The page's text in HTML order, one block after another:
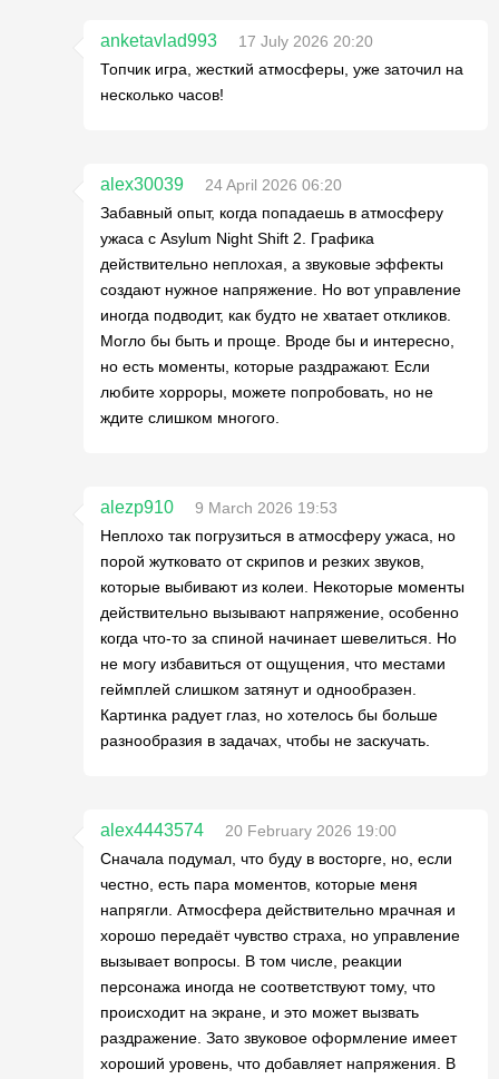
anketavlad993
17 July 2026 20:20
Топчик игра, жесткий атмосферы, уже заточил на
несколько часов!
alex30039
24 April 2026 06:20
Забавный опыт, когда попадаешь в атмосферу
ужаса с Asylum Night Shift 2. Графика
действительно неплохая, а звуковые эффекты
создают нужное напряжение. Но вот управление
иногда подводит, как будто не хватает откликов.
Могло бы быть и проще. Вроде бы и интересно,
но есть моменты, которые раздражают. Если
любите хорроры, можете попробовать, но не
ждите слишком многого.
alezp910
9 March 2026 19:53
Неплохо так погрузиться в атмосферу ужаса, но
порой жутковато от скрипов и резких звуков,
которые выбивают из колеи. Некоторые моменты
действительно вызывают напряжение, особенно
когда что-то за спиной начинает шевелиться. Но
не могу избавиться от ощущения, что местами
геймплей слишком затянут и однообразен.
Картинка радует глаз, но хотелось бы больше
разнообразия в задачах, чтобы не заскучать.
alex4443574
20 February 2026 19:00
Сначала подумал, что буду в восторге, но, если
честно, есть пара моментов, которые меня
напрягли. Атмосфера действительно мрачная и
хорошо передаёт чувство страха, но управление
вызывает вопросы. В том числе, реакции
персонажа иногда не соответствуют тому, что
происходит на экране, и это может вызвать
раздражение. Зато звуковое оформление имеет
хороший уровень, что добавляет напряжения. В